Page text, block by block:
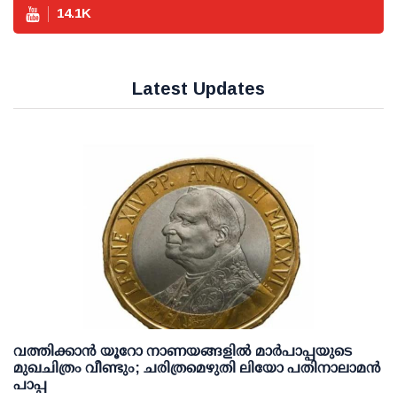
14.1K
Latest Updates
വത്തിക്കാൻ യൂറോ നാണയങ്ങളിൽ മാർപാപ്പയുടെ
മുഖചിത്രം വീണ്ടും; ചരിത്രമെഴുതി ലിയോ പതിനാലാമൻ
പാപ്പ